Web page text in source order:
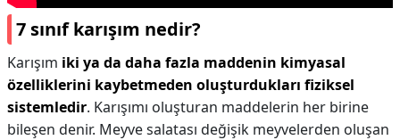
7 sınıf karışım nedir?
Karışım iki ya da daha fazla maddenin kimyasal
özelliklerini kaybetmeden oluşturdukları fiziksel
sistemledir. Karışımı oluşturan maddelerin her birine
bileşen denir. Meyve salatası değişik meyvelerden oluşan